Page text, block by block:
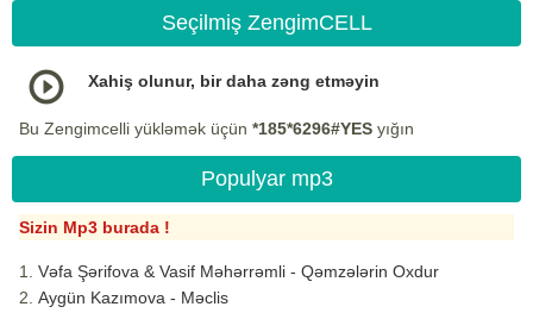
Seçilmiş ZengimCELL
Xahiş olunur, bir daha zəng etməyin
Bu Zengimcelli yükləmək üçün *185*6296#YES yığın
Populyar mp3
Sizin Mp3 burada !
Vəfa Şərifova & Vasif Məhərrəmli - Qəmzələrin Oxdur
Aygün Kazımova - Məclis